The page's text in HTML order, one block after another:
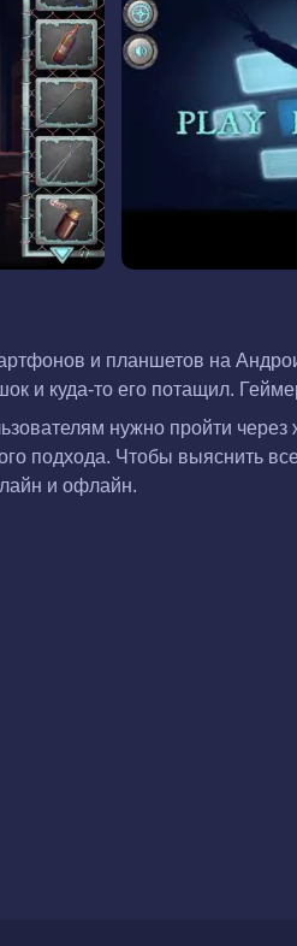
и планшетов на
и куда-то его потащил.
нужно пройти
подхода. Чтобы выяснить
и офлайн.